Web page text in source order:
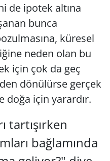
de ipotek altına
bunca
küresel
neden olan bu
için çok da geç
dönülürse gerçek
doğa için yarardır.
tartışırken
bağlamında